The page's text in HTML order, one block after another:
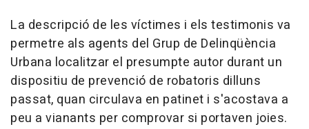
La descripció de les víctimes i els testimonis va
permetre als agents del Grup de Delinqüència
Urbana localitzar el presumpte autor durant un
dispositiu de prevenció de robatoris dilluns
passat, quan circulava en patinet i s'acostava a
peu a vianants per comprovar si portaven joies.